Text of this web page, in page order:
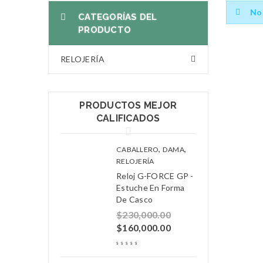
CATEGORÍAS DEL
PRODUCTO
RELOJERÍA
PRODUCTOS MEJOR
CALIFICADOS
CABALLERO, DAMA,
RELOJERÍA
Reloj G-FORCE GP -
Estuche En Forma
De Casco
$230,000.00
$160,000.00